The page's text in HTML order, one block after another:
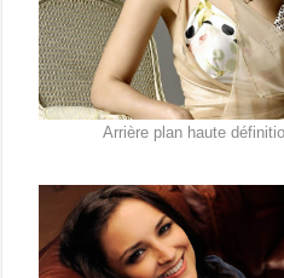
Arrière plan haute